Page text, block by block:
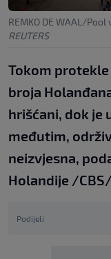
REMKO DE WAAL/Pool
REUTERS
Tokom
broja
hrišćani, dok je
međutim,
neizvjesna,
Holandije /
Podijeli